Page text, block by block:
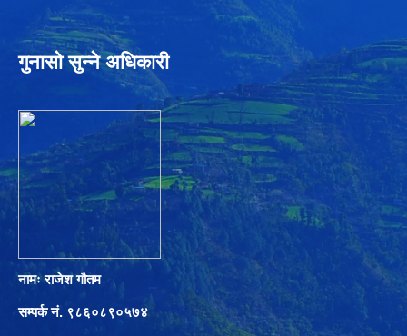
गुनासो सुन्ने अधिकारी
नामः राजेश गौतम
सम्पर्क नं. ९८६०८९०५७४